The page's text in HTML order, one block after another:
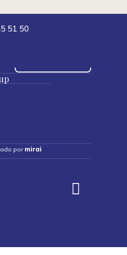
51 50
pormirai